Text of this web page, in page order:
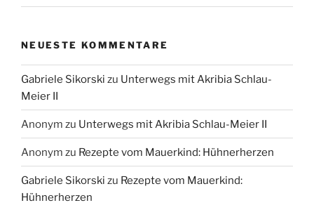
NEUESTE KOMMENTARE
Gabriele Sikorski zu Unterwegs mit Akribia Schlau-
Meier II
Anonym zu Unterwegs mit Akribia Schlau-Meier II
Anonym zu Rezepte vom Mauerkind: Hühnerherzen
Gabriele Sikorski zu Rezepte vom Mauerkind:
Hühnerherzen